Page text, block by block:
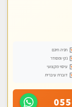
חניה חינם
נקי ומסודר
עיסוי מקצועי
דוברת עיברית